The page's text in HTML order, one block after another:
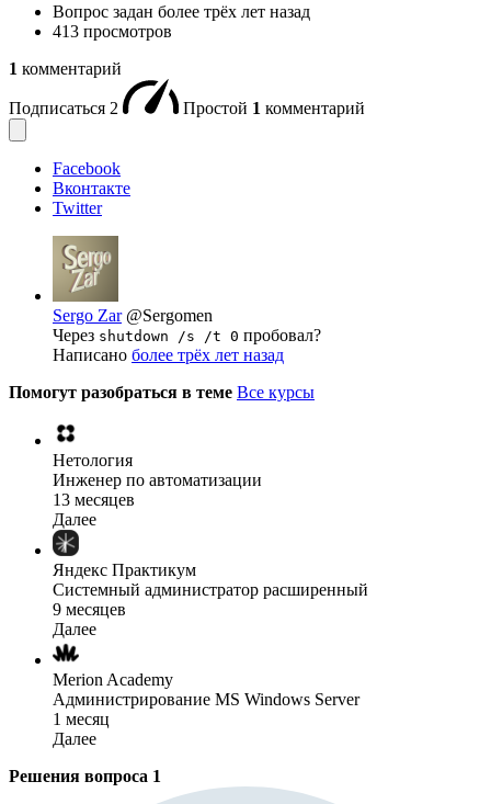
Вопрос задан более трёх лет назад
413 просмотров
1 комментарий
Подписаться 2 Простой 1 комментарий
Facebook
Вконтакте
Twitter
Sergo Zar @Sergomen
Через shutdown /s /t 0 пробовал?
Написано более трёх лет назад
Помогут разобраться в теме Все курсы
Нетология
Инженер по автоматизации
13 месяцев
Далее
Яндекс Практикум
Системный администратор расширенный
9 месяцев
Далее
Merion Academy
Администрирование MS Windows Server
1 месяц
Далее
Решения вопроса 1